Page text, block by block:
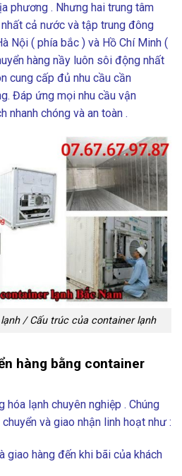
phương . Nhưng hai trung tâm
cả nước và tập trung đông
Nội ( phía bắc ) và Hồ Chí Minh (
hàng nầy luôn sôi động nhất
cung cấp đủ nhu cầu cần
Đáp ứng mọi nhu cầu vận
nhanh chóng và an toàn .
/ Cấu trúc của container lạnh
hàng bằng container
hóa lạnh chuyên nghiệp . Chúng
và giao nhận linh hoạt như :
giao hàng đến khi bãi của khách